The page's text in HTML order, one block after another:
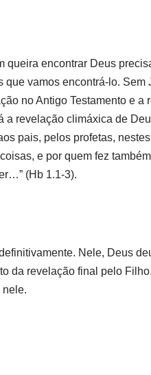
queira encontrar Deus
que vamos encontrá-lo.
no Antigo Testamento e
a revelação climáxica de
pais, pelos profetas,
e por quem fez
(Hb 1.1-3).
Nele, Deus
da revelação final pelo
nele.